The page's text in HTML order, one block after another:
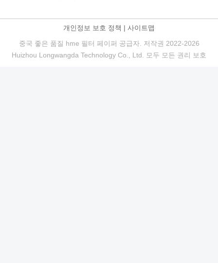
개인정보 보호 정책 | 사이트맵
중국 좋은 품질 hme 필터 페이퍼 공급자. 저작권 2022-2026
Huizhou Longwangda Technology Co., Ltd. 모두 모든 권리 보호